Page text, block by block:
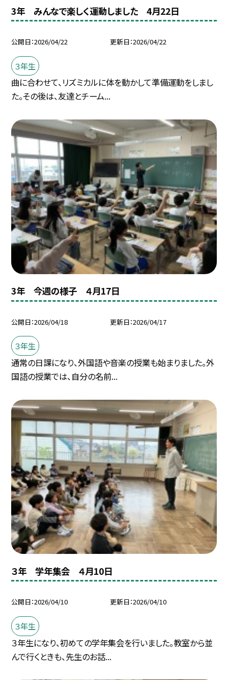
3年 みんなで楽しく運動しました 4月22日
公開日 2026/04/22 更新日 2026/04/22
３年生
曲に合わせて、リズミカルに体を動かして準備運動をしまし
た。その後は、友達とチーム...
3年 今週の様子 ４月17日
公開日 2026/04/18 更新日 2026/04/17
３年生
通常の日課になり、外国語や音楽の授業も始まりました。外
国語の授業では、自分の名前...
３年 学年集会 ４月10日
公開日 2026/04/10 更新日 2026/04/10
３年生
３年生になり、初めての学年集会を行いました。教室から並
んで行くときも、先生のお話...